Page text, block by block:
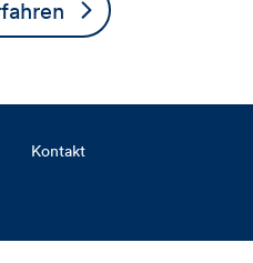
Kontakt